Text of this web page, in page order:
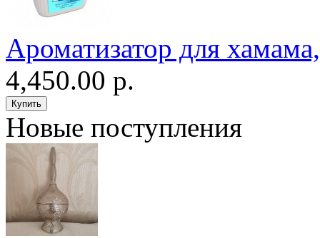
Ароматизатор для
4,450.00 р.
Новые поступления